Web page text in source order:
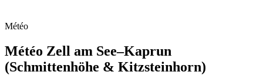
Météo
Météo Zell am See–Kaprun
(Schmittenhöhe & Kitzsteinhorn)